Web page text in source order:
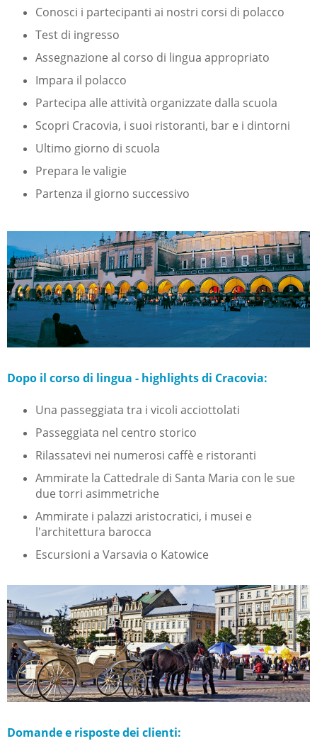
Conosci i partecipanti ai nostri corsi di polacco
Test di ingresso
Assegnazione al corso di lingua appropriato
Impara il polacco
Partecipa alle attività organizzate dalla scuola
Scopri Cracovia, i suoi ristoranti, bar e i dintorni
Ultimo giorno di scuola
Prepara le valigie
Partenza il giorno successivo
Dopo il corso di lingua - highlights di Cracovia:
Una passeggiata tra i vicoli acciottolati
Passeggiata nel centro storico
Rilassatevi nei numerosi caffè e ristoranti
Ammirate la Cattedrale di Santa Maria con le sue
due torri asimmetriche
Ammirate i palazzi aristocratici, i musei e
l'architettura barocca
Escursioni a Varsavia o Katowice
Domande e risposte dei clienti: